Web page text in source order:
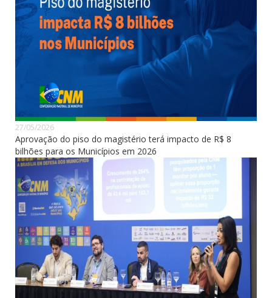
27/05/2026
Aprovação do piso do magistério terá impacto de R$ 8
bilhões para os Municípios em 2026